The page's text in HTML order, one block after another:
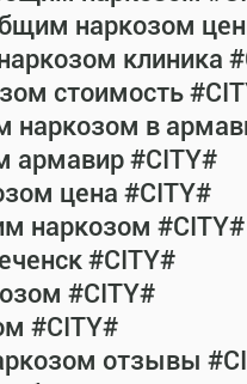
наркозом
клиника
стоимость
наркозом в
армавир #CITY#
цена #CITY#
наркозом #CITY#
#CITY#
#CITY#
#CITY#
отзывы